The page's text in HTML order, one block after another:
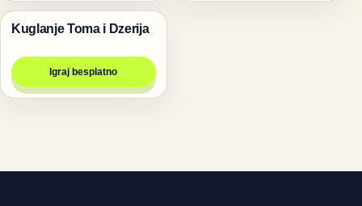
Životinje
Kuglanje Toma i Dzerija
Igraj besplatno